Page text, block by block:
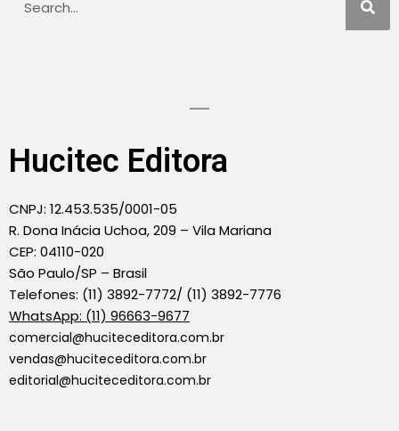
Hucitec Editora
CNPJ: 12.453.535/0001-05
R. Dona Inácia Uchoa, 209 – Vila Mariana
CEP: 04110-020
São Paulo/SP – Brasil
Telefones: (11) 3892-7772/ (11) 3892-7776
WhatsApp: (11) 96663-9677
comercial@huciteceditora.com.br
vendas@huciteceditora.com.br
editorial@huciteceditora.com.br